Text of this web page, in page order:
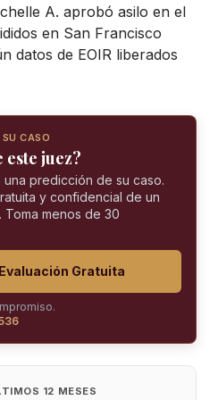
A. aprobó asilo en el
en San Francisco
datos de EOIR liberados
CASO
este juez?
una predicción de su caso.
y confidencial de un
menos de 30
Gratuita
12 MESES